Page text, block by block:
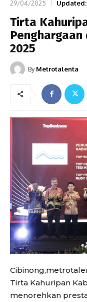
29/04/2025 Updated:
Tirta
Penghargaan
2025
By Metrotalenta
Tirta Kahuripan
menorehkan